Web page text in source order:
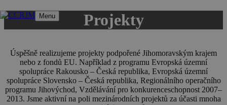
Přeskočit
Menu Projekty
Úspěšně realizujeme projekty podpořené Jihomoravským krajem
nebo z fondů EU. Například z programu Evropská územní
spolupráce Rakousko – Česká republika, Evropská územní
spolupráce Slovensko – Česká republika, Regionálního operačního
programu Jihovýchod, Vzdělávání pro konkurenceschopnost 2007–
2013. Jsme aktivní na poli mezinárodních projektů za účasti mnoha